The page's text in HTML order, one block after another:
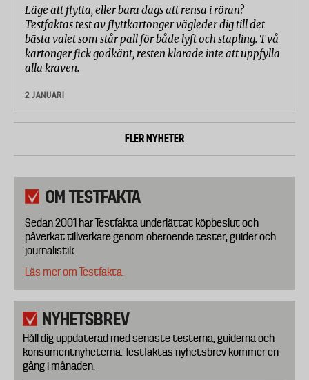
Läge att flytta, eller bara dags att rensa i röran?
Testfaktas test av flyttkartonger vägleder dig till det
bästa valet som står pall för både lyft och stapling. Två
kartonger fick godkänt, resten klarade inte att uppfylla
alla kraven.
2 JANUARI
FLER NYHETER
OM TESTFAKTA
Sedan 2001 har Testfakta underlättat köpbeslut och
påverkat tillverkare genom oberoende tester, guider och
journalistik.
Läs mer om Testfakta.
NYHETSBREV
Håll dig uppdaterad med senaste testerna, guiderna och
konsumentnyheterna. Testfaktas nyhetsbrev kommer en
gång i månaden.